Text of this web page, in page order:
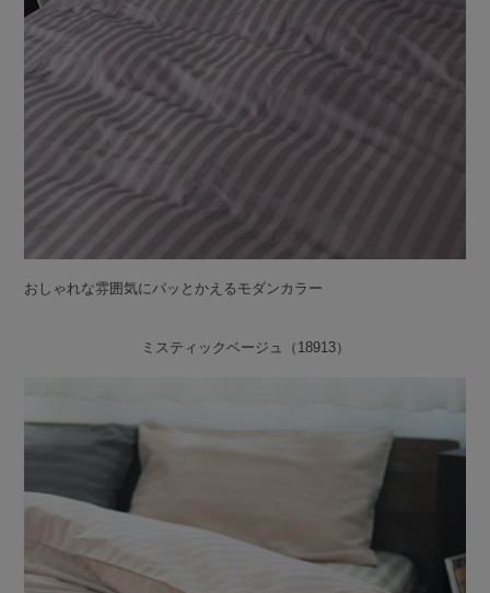
おしゃれな雰囲気にパッとかえるモダンカラー
ミスティックベージュ（18913）